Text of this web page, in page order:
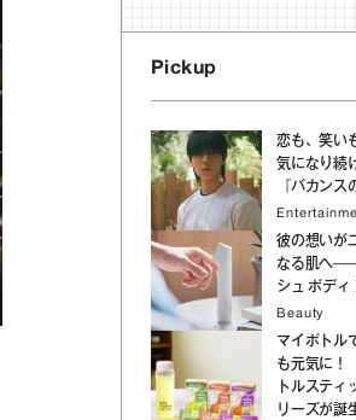
Pickup
恋も、笑い
気になり続
『バカンス
彼の想いが
なる肌へ
シュ ボディ
Beauty
マイボトル
も元気に！
トルステ
リーズが誕